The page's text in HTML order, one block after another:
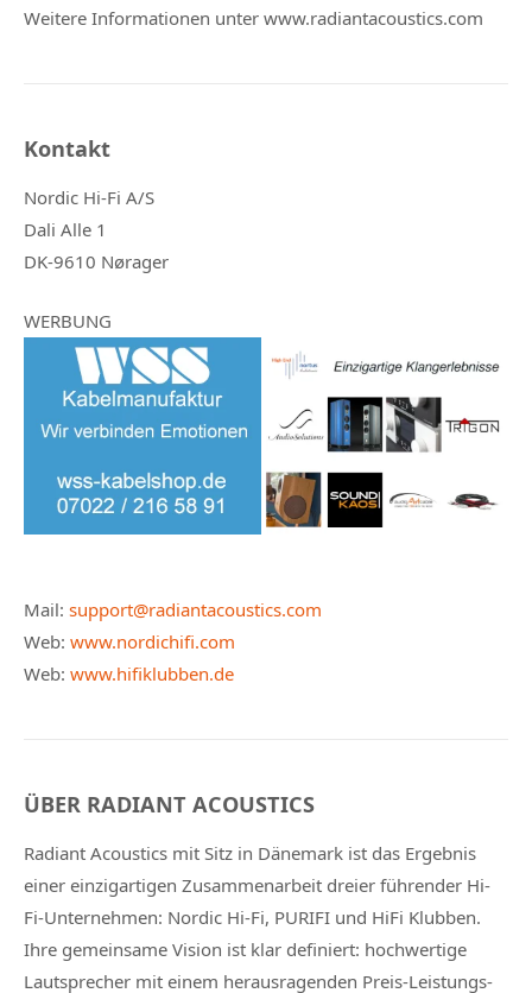
Weitere Informationen unter www.radiantacoustics.com
Kontakt
Nordic Hi-Fi A/S
Dali Alle 1
DK-9610 Nørager
WERBUNG
Mail: support@radiantacoustics.com
Web: www.nordichifi.com
Web: www.hifiklubben.de
ÜBER RADIANT ACOUSTICS
Radiant Acoustics mit Sitz in Dänemark ist das Ergebnis
einer einzigartigen Zusammenarbeit dreier führender Hi-
Fi-Unternehmen: Nordic Hi-Fi, PURIFI und HiFi Klubben.
Ihre gemeinsame Vision ist klar definiert: hochwertige
Lautsprecher mit einem herausragenden Preis-Leistungs-